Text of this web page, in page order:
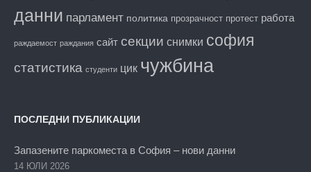
данни парламент политика прозрачност протест работа
раждаемост раждания сайт секции снимки софия
статистика студенти цик чужбина
ПОСЛЕДНИ ПУБЛИКАЦИИ
Запазените паркоместа в София – нови данни
14 ЮЛИ 2026